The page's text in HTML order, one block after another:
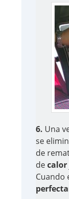
6. Una
se
de
decalor
Cuando